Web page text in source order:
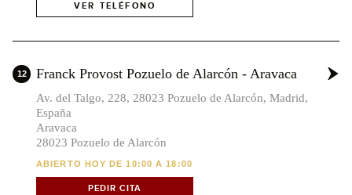
VER TELÉFONO
12 Franck Provost Pozuelo de Alarcón - Aravaca
Av. del Talgo, 228, 28023 Pozuelo de Alarcón, Madrid,
España
Aravaca
28023 Pozuelo de Alarcón
ABIERTO HOY DE 10:00 A 18:00
PEDIR CITA